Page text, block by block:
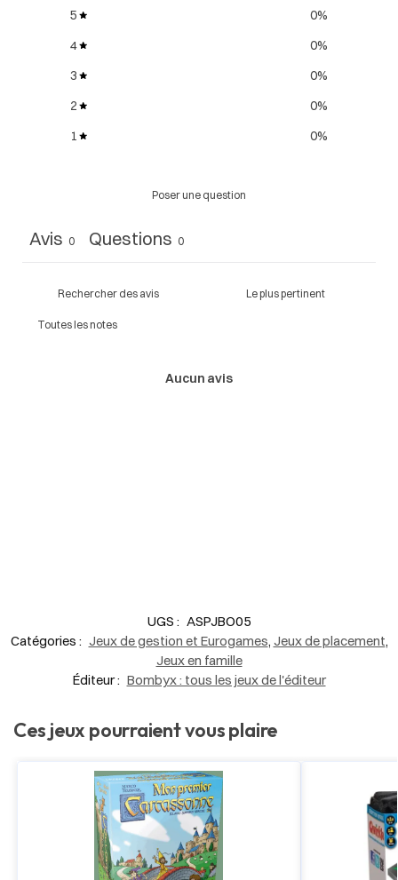
5 0%
4
0%
3
0%
2
0%
1
0%
Poser une question
Avis 0 Questions 0
Aucun avis
UGS : ASPJBO05
Catégories : Jeux de gestion et Eurogames, Jeux de placement,
Jeux en famille
Éditeur : Bombyx : tous les jeux de l'éditeur
Ces jeux pourraient vous plaire